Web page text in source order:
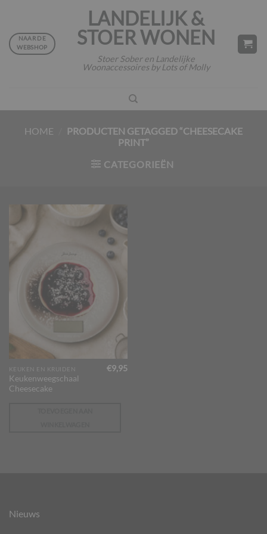
inhoud
LANDELIJK &
STOER WONEN
Stoer Sober en Landelijke
Woonaccessoires by Lots of Molly
NAAR DE
WEBSHOP
HOME
PRODUCTEN GETAGGED “CHEESECAKE
PRINT”
CATEGORIEËN
KEUKEN EN KRUIDEN
Keukenweegschaal
Cheesecake
€9,95
Nieuws